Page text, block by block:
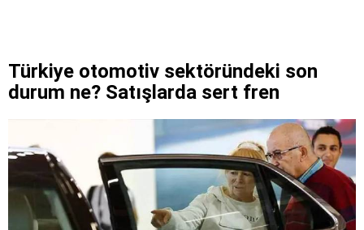
Türkiye otomotiv sektöründeki son
durum ne? Satışlarda sert fren